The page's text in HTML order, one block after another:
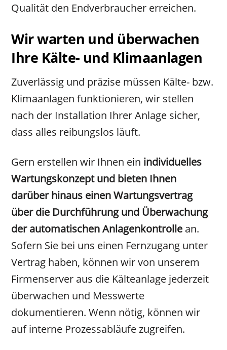
Qualität den Endverbraucher erreichen.
Wir warten und überwachen
Ihre Kälte- und Klimaanlagen
Zuverlässig und präzise müssen Kälte- bzw.
Klimaanlagen funktionieren, wir stellen
nach der Installation Ihrer Anlage sicher,
dass alles reibungslos läuft.
Gern erstellen wir Ihnen ein individuelles
Wartungskonzept und bieten Ihnen
darüber hinaus einen Wartungsvertrag
über die Durchführung und Überwachung
der automatischen Anlagenkontrolle an.
Sofern Sie bei uns einen Fernzugang unter
Vertrag haben, können wir von unserem
Firmenserver aus die Kälteanlage jederzeit
überwachen und Messwerte
dokumentieren. Wenn nötig, können wir
auf interne Prozessabläufe zugreifen.